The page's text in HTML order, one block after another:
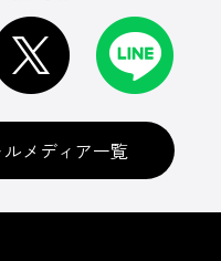
ルメディア一覧